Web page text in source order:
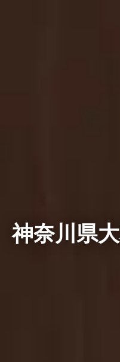
神奈川県